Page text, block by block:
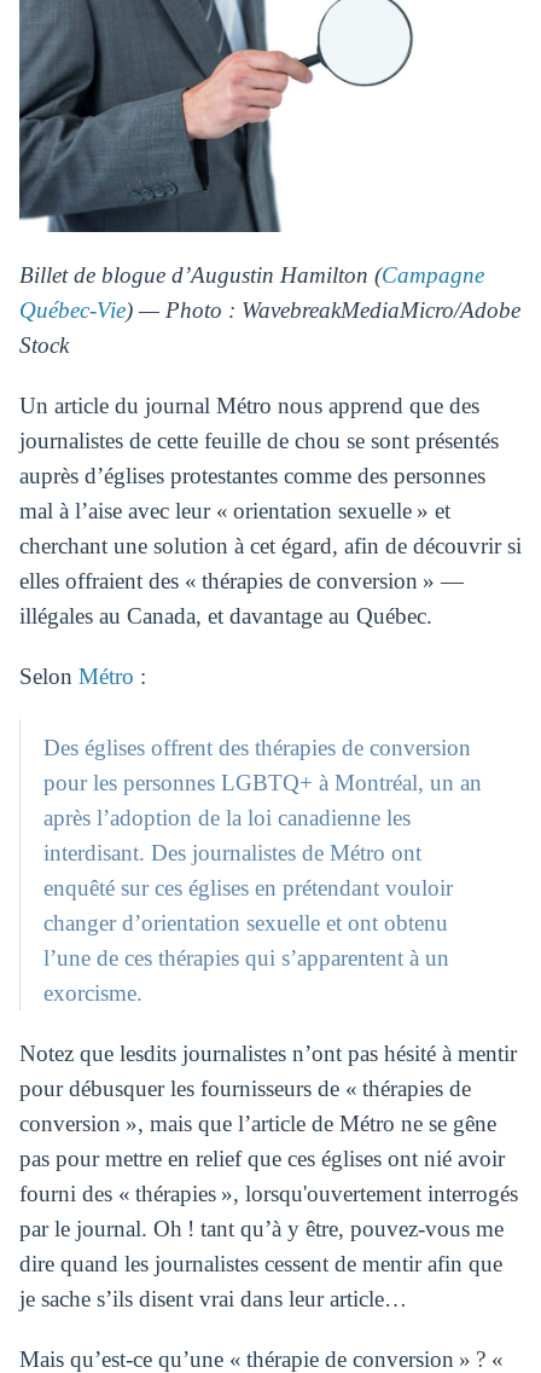
Billet de blogue d’Augustin Hamilton (Campagne
Québec-Vie) — Photo : WavebreakMediaMicro/Adobe
Stock
Un article du journal Métro nous apprend que des
journalistes de cette feuille de chou se sont présentés
auprès d’églises protestantes comme des personnes
mal à l’aise avec leur « orientation sexuelle » et
cherchant une solution à cet égard, afin de découvrir si
elles offraient des « thérapies de conversion » —
illégales au Canada, et davantage au Québec.
Selon Métro :
Des églises offrent des thérapies de conversion
pour les personnes LGBTQ+ à Montréal, un an
après l’adoption de la loi canadienne les
interdisant. Des journalistes de Métro ont
enquêté sur ces églises en prétendant vouloir
changer d’orientation sexuelle et ont obtenu
l’une de ces thérapies qui s’apparentent à un
exorcisme.
Notez que lesdits journalistes n’ont pas hésité à mentir
pour débusquer les fournisseurs de « thérapies de
conversion », mais que l’article de Métro ne se gêne
pas pour mettre en relief que ces églises ont nié avoir
fourni des « thérapies », lorsqu'ouvertement interrogés
par le journal. Oh ! tant qu’à y être, pouvez-vous me
dire quand les journalistes cessent de mentir afin que
je sache s’ils disent vrai dans leur article…
Mais qu’est-ce qu’une « thérapie de conversion » ? «